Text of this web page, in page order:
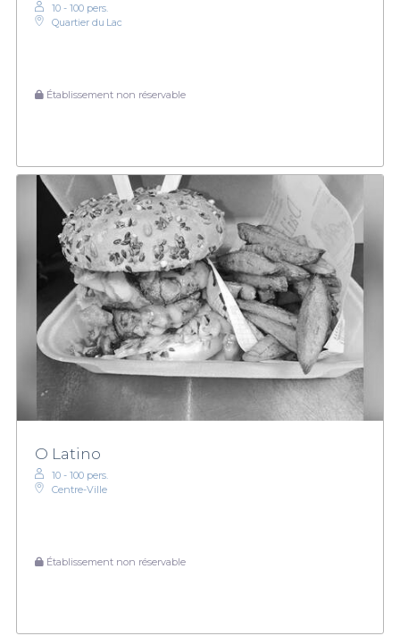
10 - 100 pers.
Quartier du Lac
Établissement non réservable
O Latino
10 - 100 pers.
Centre-Ville
Établissement non réservable